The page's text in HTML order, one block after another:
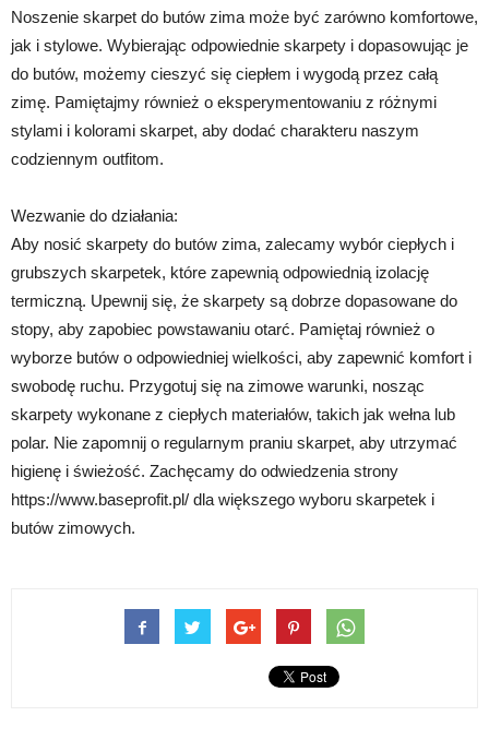
Noszenie skarpet do butów zima może być zarówno komfortowe,
jak i stylowe. Wybierając odpowiednie skarpety i dopasowując je
do butów, możemy cieszyć się ciepłem i wygodą przez całą
zimę. Pamiętajmy również o eksperymentowaniu z różnymi
stylami i kolorami skarpet, aby dodać charakteru naszym
codziennym outfitom.
Wezwanie do działania:
Aby nosić skarpety do butów zima, zalecamy wybór ciepłych i
grubszych skarpetek, które zapewnią odpowiednią izolację
termiczną. Upewnij się, że skarpety są dobrze dopasowane do
stopy, aby zapobiec powstawaniu otarć. Pamiętaj również o
wyborze butów o odpowiedniej wielkości, aby zapewnić komfort i
swobodę ruchu. Przygotuj się na zimowe warunki, nosząc
skarpety wykonane z ciepłych materiałów, takich jak wełna lub
polar. Nie zapomnij o regularnym praniu skarpet, aby utrzymać
higienę i świeżość. Zachęcamy do odwiedzenia strony
https://www.baseprofit.pl/ dla większego wyboru skarpetek i
butów zimowych.